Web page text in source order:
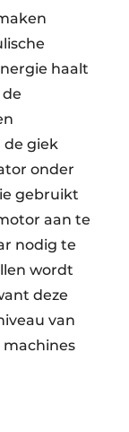
haalt
de giek
onder
gebruikt
aan te
nodig te
wordt
deze
van